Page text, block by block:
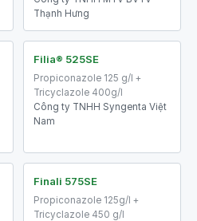
Thạnh Hưng
Filia® 525SE
Propiconazole 125 g/l +
Tricyclazole 400g/l
Công ty TNHH Syngenta Việt
Nam
Finali 575SE
Propiconazole 125g/l +
Tricyclazole 450 g/l